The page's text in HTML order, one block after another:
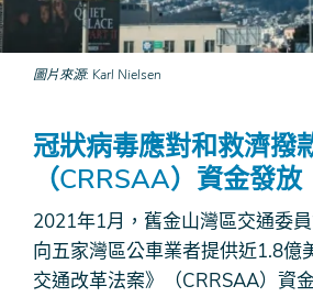
圖片來源 Karl Nielsen
冠狀病毒應對和救濟撥
（CRRSAA）資金發放
2021年1月，舊金山灣區交通委
向五家灣區公車業者提供近1.8億
交通改革法案》（CRRSAA）資